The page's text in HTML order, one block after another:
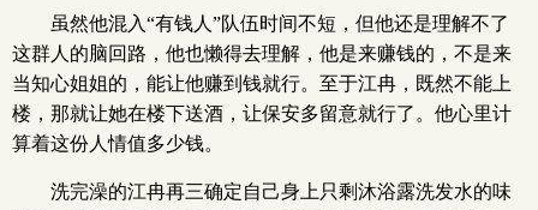
虽然他混入“有钱人”队伍时间不短，但他还是理解不了
这群人的脑回路，他也懒得去理解，他是来赚钱的，不是来
当知心姐姐的，能让他赚到钱就行。至于江冉，既然不能上
楼，那就让她在楼下送酒，让保安多留意就行了。他心里计
算着这份人情值多少钱。
洗完澡的江冉再三确定自己身上只剩沐浴露洗发水的味